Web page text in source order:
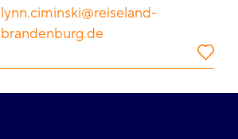
lynn.ciminski@reiseland-
brandenburg.de